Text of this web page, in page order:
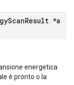
ScanResult *a
energetica
è pronto o la